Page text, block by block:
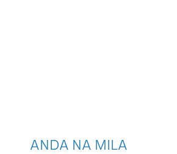
ANDA NA MILA